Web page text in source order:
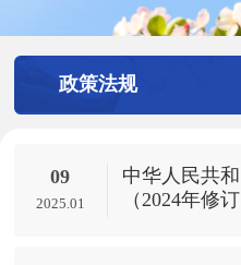
政策法规
09
2025.01
中华人民共
（2024年修订